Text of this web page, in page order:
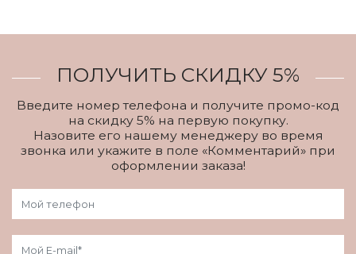
ПОЛУЧИТЬ СКИДКУ 5%
Введите номер телефона и получите промо-код
на скидку 5% на первую покупку.
Назовите его нашему менеджеру во время
звонка или укажите в поле «Комментарий» при
оформлении заказа!